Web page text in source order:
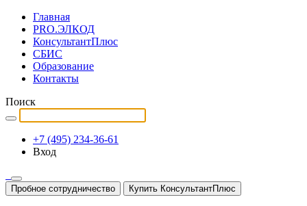
Главная
PRO.ЭЛКОД
КонсультантПлюс
СБИС
Образование
Контакты
Поиск
+7 (495) 234-36-61
Вход
Пробное сотрудничество Купить КонсультантПлюс